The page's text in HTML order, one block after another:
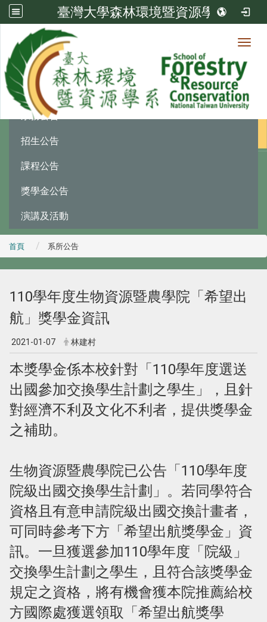
臺灣大學森林環境暨資源學系
最新消息
系務公告
招生公告
課程公告
獎學金公告
演講及活動
首頁 系所公告
110學年度生物資源暨農學院「希望出
航」獎學金資訊
2021-01-07 林建村
本獎學金係本校針對「110學年度選送
出國參加交換學生計劃之學生」，且針
對經濟不利及文化不利者，提供獎學金
之補助。
生物資源暨農學院已公告「110學年度
院級出國交換學生計劃」。若同學符合
資格且有意申請院級出國交換計畫者，
可同時參考下方「希望出航獎學金」資
訊。一旦獲選參加110學年度「院級」
交換學生計劃之學生，且符合該獎學金
規定之資格，將有機會獲本院推薦給校
方國際處獲選領取「希望出航獎學